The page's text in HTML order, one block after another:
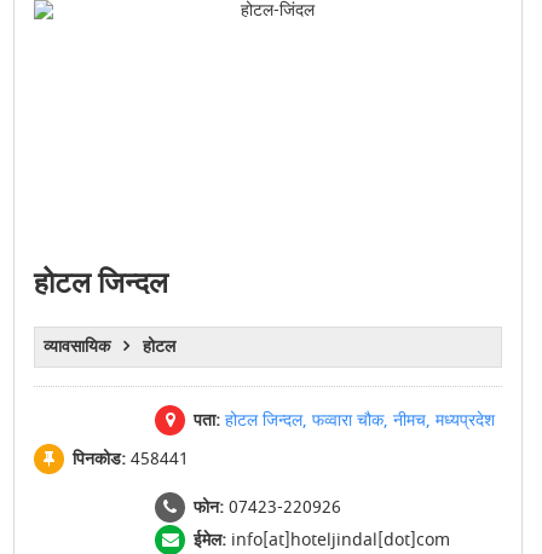
होटल जिन्दल
व्यावसायिक होटल
पता: होटल जिन्दल, फव्वारा चौक, नीमच, मध्यप्रदेश
पिनकोड:458441
फोन:07423-220926
ईमेल: info[at]hoteljindal[dot]com